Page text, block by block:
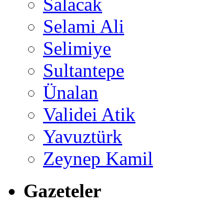
Selami Ali
Selimiye
Sultantepe
Ünalan
Validei Atik
Yavuztürk
Zeynep Kamil
Gazeteler